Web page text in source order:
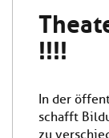
!!!!
In der
schafft